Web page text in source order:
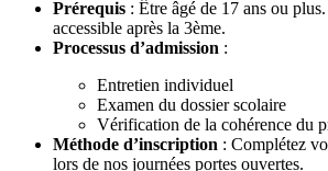
Prérequis : Être âgé de 17 ans ou
accessible après la 3ème.
Processus d’admission :
Entretien individuel
Examen du dossier scolaire
Vérification de la cohérence du
Méthode d’inscription : Complétez
lors de nos journées portes ouvertes.